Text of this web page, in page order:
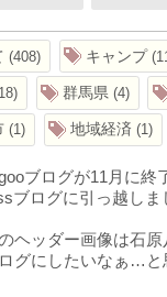
408 キャンプ
群馬県 4
1 地域経済 1
ブログが11月に終
ブログに引っ越しま
ヘッダー画像は石原
グにしたいなぁ…と